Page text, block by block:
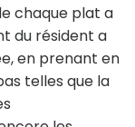
chaque plat a
du résident a
en prenant en
telles que la